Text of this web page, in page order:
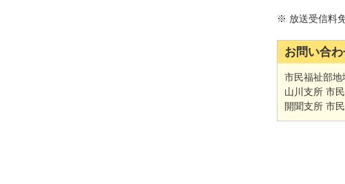
※ 放送受信料
お問い合
市民福祉部地
山川支所 市
開聞支所 市